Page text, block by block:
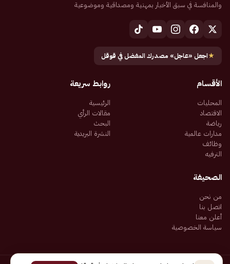
والمنافسة في سبق الأخبار بمهنية ومصداقية وموضوعية
★اجعل «عاجل» مصدرك المفضل في قوقل
الأقسام
المحليات
الاقتصاد
رياضة
مدارات عالمية
وظائف
الترفيه
روابط سريعة
الرئيسية
مقالات الرأي
البحث
النشرة البريدية
الصحيفة
من نحن
اتصل بنا
أعلن معنا
سياسة الخصوصية